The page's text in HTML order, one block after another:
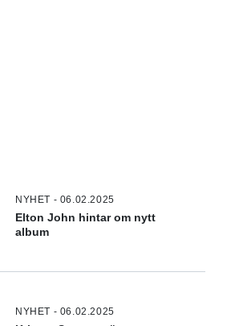
NYHET - 06.02.2025
Elton John hintar om nytt
album
NYHET - 06.02.2025